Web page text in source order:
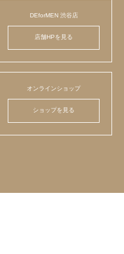
DEforMEN 渋谷店
店舗HPを見る
オンラインショップ
ショップを見る